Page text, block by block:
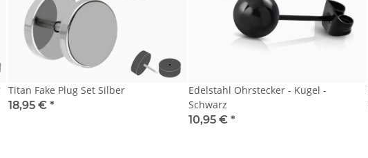
Titan Fake Plug Set Silber
18,95 €*
Edelstahl Ohrstecker - Kugel -
Schwarz
10,95 € *